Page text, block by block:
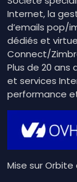
Internet, la
d’emails pop/
dédiés et
Connect/
Plus de 20 ans
et services
performance
Mise sur